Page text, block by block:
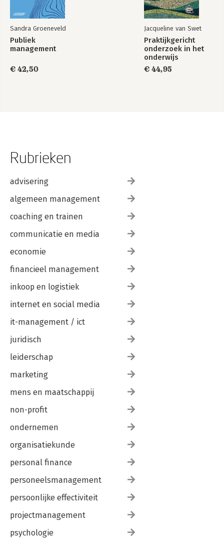
Over de schrijver
Sandra Groeneveld
Publiek
management
€ 42,50
Jacqueline van Swet
Praktijkgericht
onderzoek in het
onderwijs
€ 44,95
Rubrieken
advisering
algemeen management
coaching en trainen
communicatie en media
economie
financieel management
inkoop en logistiek
internet en social media
it-management / ict
juridisch
leiderschap
marketing
mens en maatschappij
non-profit
ondernemen
organisatiekunde
personal finance
personeelsmanagement
persoonlijke effectiviteit
projectmanagement
psychologie